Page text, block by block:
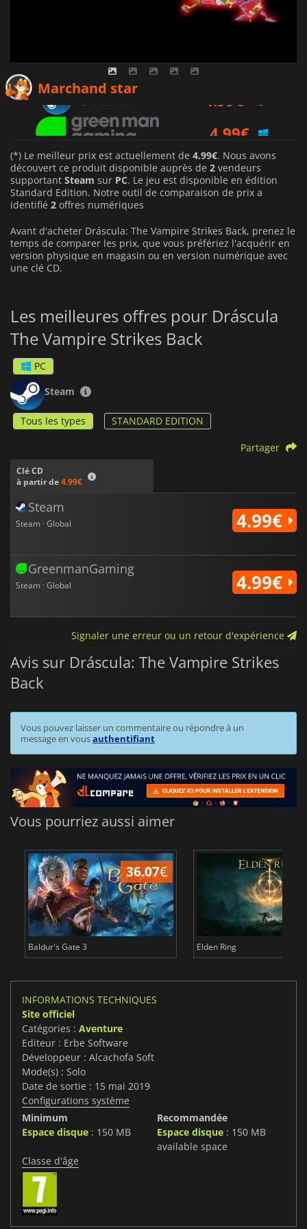
Marchand star
(*) Le meilleur prix est actuellement de 4.99€. Nous avons
découvert ce produit disponible auprès de 2 vendeurs
supportant Steam sur PC. Le jeu est disponible en édition
Standard Edition. Notre outil de comparaison de prix a
identifié 2 offres numériques
Avant d'acheter Dráscula: The Vampire Strikes Back, prenez le
temps de comparer les prix, que vous préfériez l'acquérir en
version physique en magasin ou en version numérique avec
une clé CD.
Les meilleures offres pour Dráscula
The Vampire Strikes Back
PC
Steam
Tous les types STANDARD EDITION
Clé CD
à partir de4.99€
Partager
Steam
Steam · Global 4.99€
GreenmanGaming
Steam · Global 4.99€
Signaler une erreur ou un retour d'expérience
Avis sur Dráscula: The Vampire Strikes
Back
Vous pouvez laisser un commentaire ou répondre à un
message en vousauthentifiant
Vous pourriez aussi aimer
36.07€
Baldur's Gate 3 Elden Ring
INFORMATIONS TECHNIQUES
Site officiel
Catégories : Aventure
Editeur : Erbe Software
Développeur : Alcachofa Soft
Mode(s) : Solo
Date de sortie : 15 mai 2019
Configurations système
Minimum
Espace disque : 150 MB
Recommandée
Espace disque : 150 MB
available space
Classe d'âge